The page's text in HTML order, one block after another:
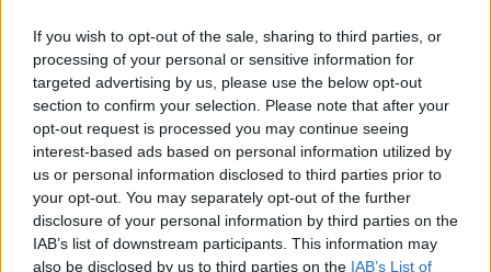
If you wish to opt-out of the sale, sharing to third parties, or
processing of your personal or sensitive information for
targeted advertising by us, please use the below opt-out
section to confirm your selection. Please note that after your
opt-out request is processed you may continue seeing
interest-based ads based on personal information utilized by
us or personal information disclosed to third parties prior to
your opt-out. You may separately opt-out of the further
disclosure of your personal information by third parties on the
IAB’s list of downstream participants. This information may
also be disclosed by us to third parties on the IAB’s List of